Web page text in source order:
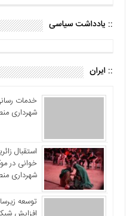
:: یادداشت سیاسی
:: ایران
خدمات
شهرداری منطقه ۴ در
استقبال
خوانی در
شهرداری
توسعه